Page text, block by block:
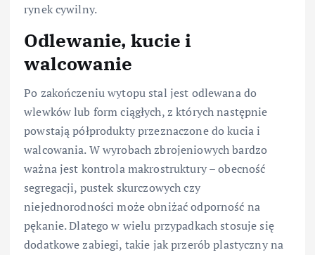
rynek cywilny.
Odlewanie, kucie i
walcowanie
Po zakończeniu wytopu stal jest odlewana do
wlewków lub form ciągłych, z których następnie
powstają półprodukty przeznaczone do kucia i
walcowania. W wyrobach zbrojeniowych bardzo
ważna jest kontrola makrostruktury – obecność
segregacji, pustek skurczowych czy
niejednorodności może obniżać odporność na
pękanie. Dlatego w wielu przypadkach stosuje się
dodatkowe zabiegi, takie jak przerób plastyczny na